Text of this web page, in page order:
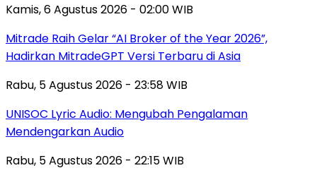
Kamis, 6 Agustus 2026 - 02:00 WIB
Mitrade Raih Gelar “AI Broker of the Year 2026”,
Hadirkan MitradeGPT Versi Terbaru di Asia
Rabu, 5 Agustus 2026 - 23:58 WIB
UNISOC Lyric Audio: Mengubah Pengalaman
Mendengarkan Audio
Rabu, 5 Agustus 2026 - 22:15 WIB